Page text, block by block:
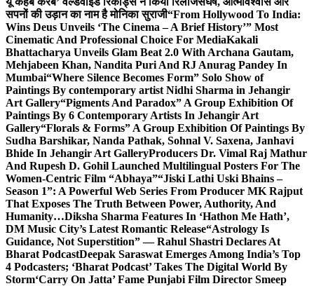
सपनों की उड़ान का नाम है मोनिका सुराजी“From Hollywood To India:
Wins Deus Unveils ‘The Cinema – A Brief History’” Most
Cinematic And Professional Choice For MediaKakali
Bhattacharya Unveils Glam Beat 2.0 With Archana Gautam,
Mehjabeen Khan, Nandita Puri And RJ Anurag Pandey In
Mumbai“Where Silence Becomes Form” Solo Show of
Paintings By contemporary artist Nidhi Sharma in Jehangir
Art Gallery“Pigments And Paradox” A Group Exhibition Of
Paintings By 6 Contemporary Artists In Jehangir Art
Gallery“Florals & Forms” A Group Exhibition Of Paintings By
Sudha Barshikar, Nanda Pathak, Sohnal V. Saxena, Janhavi
Bhide In Jehangir Art GalleryProducers Dr. Vimal Raj Mathur
And Rupesh D. Gohil Launched Multilingual Posters For The
Women-Centric Film “Abhaya”“Jiski Lathi Uski Bhains –
Season 1”: A Powerful Web Series From Producer MK Rajput
That Exposes The Truth Between Power, Authority, And
Humanity…Diksha Sharma Features In ‘Hathon Me Hath’,
DM Music City’s Latest Romantic Release“Astrology Is
Guidance, Not Superstition” — Rahul Shastri Declares At
Bharat PodcastDeepak Saraswat Emerges Among India’s Top
4 Podcasters; ‘Bharat Podcast’ Takes The Digital World By
Storm‘Carry On Jatta’ Fame Punjabi Film Director Smeep